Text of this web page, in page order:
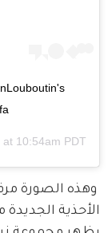
10:54am PDT
وهذه الصورة
الأحذية